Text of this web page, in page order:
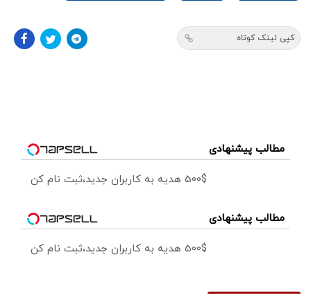
کپی لینک کوتاه
مطالب پیشنهادی
500$ هدیه به کاربران جدید،ثبت نام کن
مطالب پیشنهادی
500$ هدیه به کاربران جدید،ثبت نام کن